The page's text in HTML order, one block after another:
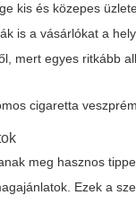
kis és közepes
is a vásárlókat a
mert egyes ritkább
meg hasznos
Ezek a